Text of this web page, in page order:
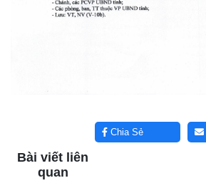
Chia Sẻ
Bài viết liên
quan